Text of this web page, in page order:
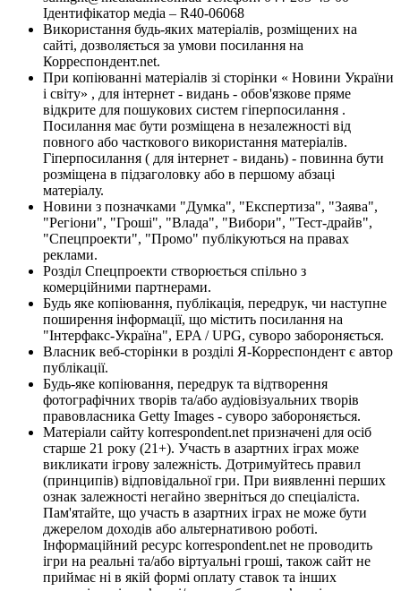
Ідентифікатор медіа – R40-06068
Використання будь-яких матеріалів, розміщених на
сайті, дозволяється за умови посилання на
Корреспондент.net.
При копіюванні матеріалів зі сторінки « Новини України
і світу» , для інтернет - видань - обов'язкове пряме
відкрите для пошукових систем гіперпосилання .
Посилання має бути розміщена в незалежності від
повного або часткового використання матеріалів.
Гіперпосилання ( для інтернет - видань) - повинна бути
розміщена в підзаголовку або в першому абзаці
матеріалу.
Новини з позначками "Думка", "Експертиза", "Заява",
"Регіони", "Гроші", "Влада", "Вибори", "Тест-драйв",
"Спецпроекти", "Промо" публікуються на правах
реклами.
Розділ Спецпроекти створюється спільно з
комерційними партнерами.
Будь яке копіювання, публікація, передрук, чи наступне
поширення інформації, що містить посилання на
"Інтерфакс-Україна", EPA / UPG, суворо забороняється.
Власник веб-сторінки в розділі Я-Корреспондент є автор
публікації.
Будь-яке копіювання, передрук та відтворення
фотографічних творів та/або аудіовізуальних творів
правовласника Getty Images - суворо забороняється.
Матеріали сайту korrespondent.net призначені для осіб
старше 21 року (21+). Участь в азартних іграх може
викликати ігрову залежність. Дотримуйтесь правил
(принципів) відповідальної гри. При виявленні перших
ознак залежності негайно зверніться до спеціаліста.
Пам'ятайте, що участь в азартних іграх не може бути
джерелом доходів або альтернативою роботі.
Інформаційний ресурс korrespondent.net не проводить
ігри на реальні та/або віртуальні гроші, також сайт не
приймає ні в якій формі оплату ставок та інших